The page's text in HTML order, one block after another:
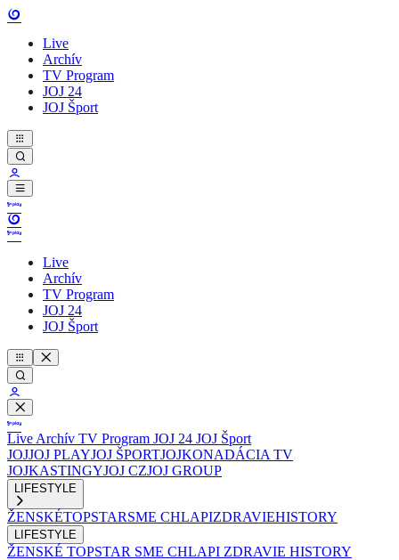
Live
Archív
TV Program
JOJ 24
JOJ Šport
Live
Archív
TV Program
JOJ 24
JOJ Šport
Live Archív TV Program JOJ 24 JOJ Šport
JOJJOJ PLAYJOJ ŠPORTJOJKONADÁCIA TV
JOJKASTINGYJOJ CZJOJ GROUP
LIFESTYLE
ŽENSKÉTOPSTARSME CHLAPIZDRAVIEHISTORY
LIFESTYLE
ŽENSKÉ TOPSTAR SME CHLAPI ZDRAVIE HISTORY